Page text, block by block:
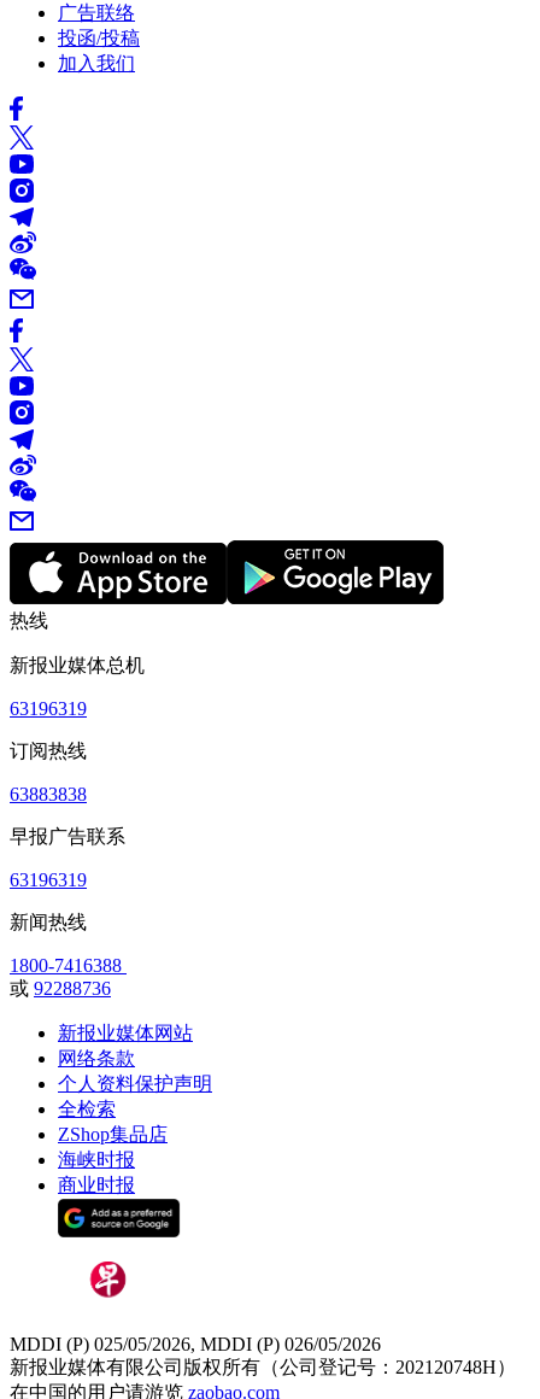
广告联络
投函/投稿
加入我们
热线
新报业媒体总机
63196319
订阅热线
63883838
早报广告联系
63196319
新闻热线
1800-7416388
或 92288736
新报业媒体网站
网络条款
个人资料保护声明
全检索
ZShop集品店
海峡时报
商业时报
MDDI (P) 025/05/2026, MDDI (P) 026/05/2026
新报业媒体有限公司版权所有（公司登记号：202120748H）
在中国的用户请游览 zaobao.com